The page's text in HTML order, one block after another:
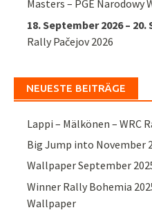
Masters – PGE Narodowy
18. September 2026– 20.
Rally Pačejov 2026
NEUESTE BEITRÄGE
Lappi – Mälkönen – WRC
Big Jump into November
Wallpaper September
Winner Rally Bohemia
Wallpaper